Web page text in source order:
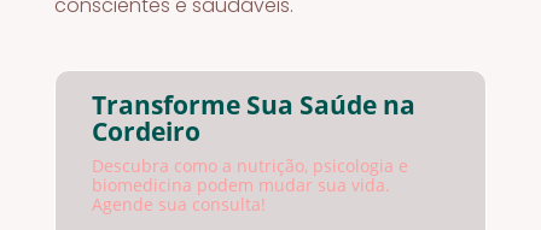
Transforme Sua Saúde na
Cordeiro
Descubra como a nutrição, psicologia e
biomedicina podem mudar sua vida.
Agende sua consulta!